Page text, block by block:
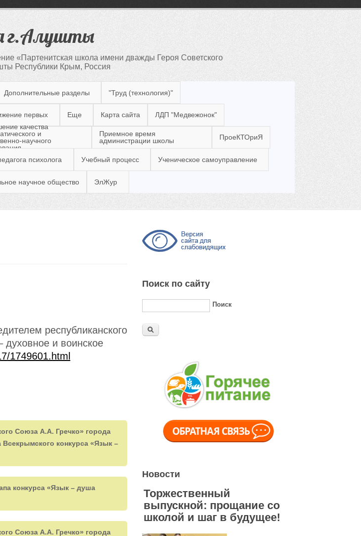
г.Алушты
«Партенитская школа имени дважды Героя Советского
Республики Крым, Россия
Дополнительные разделы
"Труд (технология)"
первых Еще Карта сайта ЛДП "Медвежонок"
качества
и
научного
Приемное время
администрации школы
ПроеКТОриЯ
психолога Учебный процесс Ученическое самоуправление
научное общество ЭлЖур
республиканского
и воинское
1749601.html
Союза А.А. Гречко» города
конкурса «Язык –
конкурса «Язык – душа
Союза А.А. Гречко» города
Поиск по сайту
Поиск
Новости
Торжественный
выпускной: прощание со
школой и шаг в будущее!